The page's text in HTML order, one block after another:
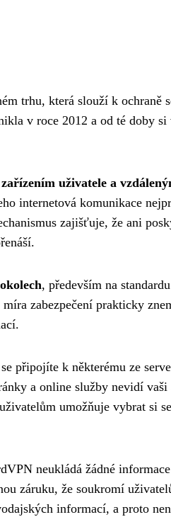
trhu, která slouží k ochraně
v roce 2012 a od té doby
uživatele a
internetová komunikace
zajišťuje, že ani
, především na
zabezpečení prakticky
připojíte k některému ze
a online služby nevidí
umožňuje vybrat si
neukládá žádné
záruku, že soukromí
informací, a proto